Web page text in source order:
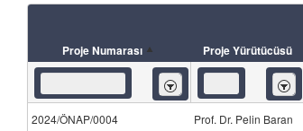
Proje Numarası Proje Yürütücüsü
İçeren İçeren
2024/ÖNAP/0004 Prof. Dr. Pelin Baran